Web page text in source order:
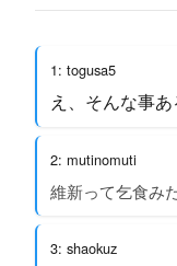
1: togusa5
え、そんな事あ
2: mutinomuti
維新って乞食み
3: shaokuz